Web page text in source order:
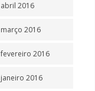
abril 2016
março 2016
fevereiro 2016
janeiro 2016